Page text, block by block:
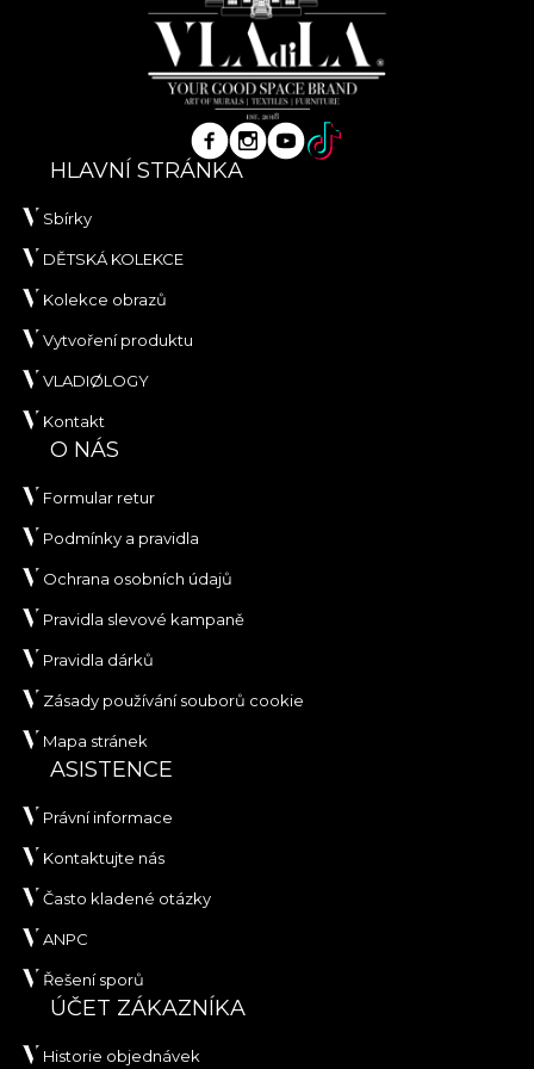
HLAVNÍ STRÁNKA
Sbírky
DĚTSKÁ KOLEKCE
Kolekce obrazů
Vytvoření produktu
VLADIØLOGY
Kontakt
O NÁS
Formular retur
Podmínky a pravidla
Ochrana osobních údajů
Pravidla slevové kampaně
Pravidla dárků
Zásady používání souborů cookie
Mapa stránek
ASISTENCE
Právní informace
Kontaktujte nás
Často kladené otázky
ANPC
Řešení sporů
ÚČET ZÁKAZNÍKA
Historie objednávek